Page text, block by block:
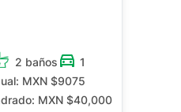
2 baños
1
MXN $9075
MXN $40,000